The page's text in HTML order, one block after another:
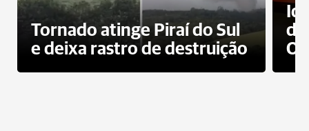
Tornado atinge Piraí do Sul
e deixa rastro de destruição